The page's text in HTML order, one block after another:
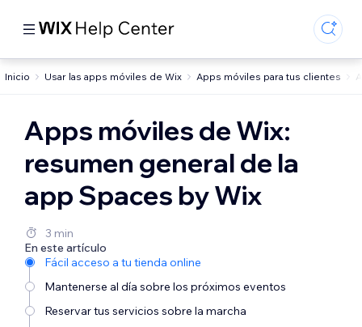
Inicio Usar las apps móviles de Wix Apps móviles para tus clientes
Apps móviles de Wix:
resumen general de la
app Spaces by Wix
3 min
En este artículo
Fácil acceso a tu tienda online
Mantenerse al día sobre los próximos eventos
Reservar tus servicios sobre la marcha